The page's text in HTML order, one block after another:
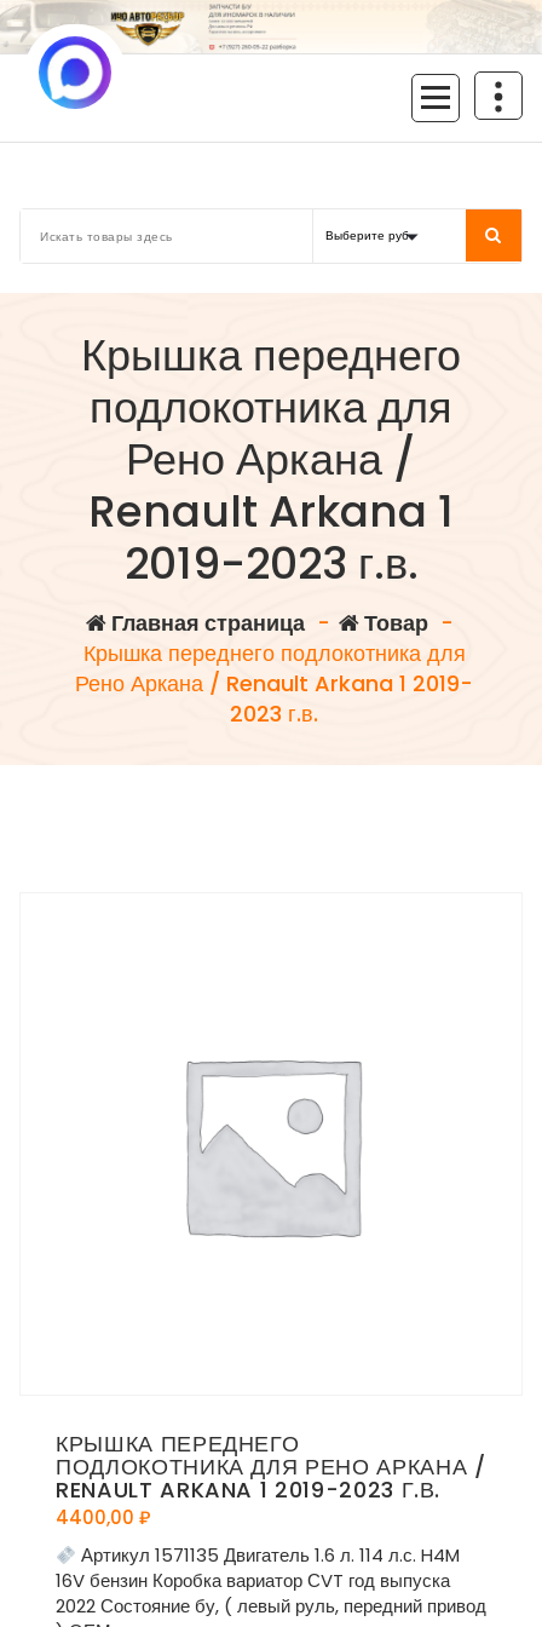
Перейти
к
содержимому
Крышка переднего
подлокотника для
Рено Аркана /
Renault Arkana 1
2019-2023 г.в.
Главная страница- Товар-
Крышка переднего подлокотника для
Рено Аркана / Renault Arkana 1 2019-
2023 г.в.
КРЫШКА ПЕРЕДНЕГО
ПОДЛОКОТНИКА ДЛЯ РЕНО АРКАНА /
RENAULT ARKANA 1 2019-2023 Г.В.
4400,00 ₽
Артикул 1571135 Двигатель 1.6 л. 114 л.с. H4M
16V бензин Коробка вариатор СVT год выпуска
2022 Состояние бу, ( левый руль, передний привод